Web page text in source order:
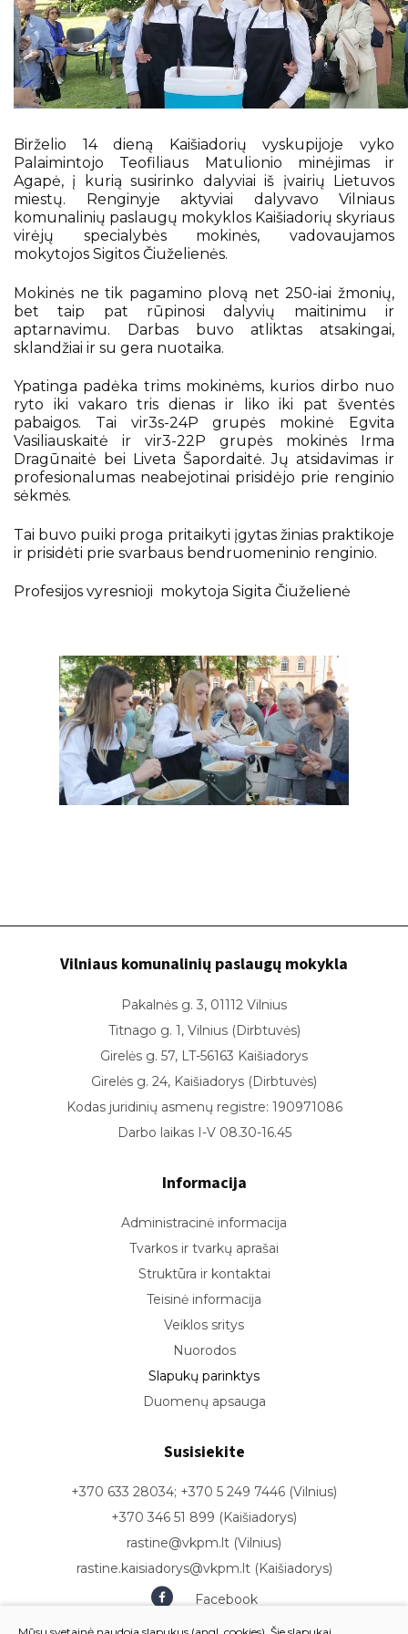
Nemokamas KET testas
Mokyklos Facebook
Pažymėjimai ir brandos atestatai
Pagalba mokiniui
Birželio 14 dieną Kaišiadorių vyskupijoje vyko
Palaimintojo Teofiliaus Matulionio minėjimas ir
Agapė, į kurią susirinko dalyviai iš įvairių Lietuvos
miestų. Renginyje aktyviai dalyvavo Vilniaus
komunalinių paslaugų mokyklos Kaišiadorių skyriaus
virėjų specialybės mokinės, vadovaujamos
mokytojos Sigitos Čiuželienės.
Mokinės ne tik pagamino plovą net 250-iai žmonių,
bet taip pat rūpinosi dalyvių maitinimu ir
aptarnavimu. Darbas buvo atliktas atsakingai,
sklandžiai ir su gera nuotaika.
Ypatinga padėka trims mokinėms, kurios dirbo nuo
ryto iki vakaro tris dienas ir liko iki pat šventės
pabaigos. Tai vir3s-24P grupės mokinė Egvita
Vasiliauskaitė ir vir3-22P grupės mokinės Irma
Dragūnaitė bei Liveta Šapordaitė. Jų atsidavimas ir
profesionalumas neabejotinai prisidėjo prie renginio
sėkmės.
Tai buvo puiki proga pritaikyti įgytas žinias praktikoje
ir prisidėti prie svarbaus bendruomeninio renginio.
Profesijos vyresnioji mokytoja Sigita Čiuželienė
Vilniaus komunalinių paslaugų mokykla
Pakalnės g. 3, 01112 Vilnius
Titnago g. 1, Vilnius (Dirbtuvės)
Girelės g. 57, LT-56163 Kaišiadorys
Girelės g. 24, Kaišiadorys (Dirbtuvės)
Kodas juridinių asmenų registre: 190971086
Darbo laikas I-V 08.30-16.45
Informacija
Administracinė informacija
Tvarkos ir tvarkų aprašai
Struktūra ir kontaktai
Teisinė informacija
Veiklos sritys
Nuorodos
Slapukų parinktys
Duomenų apsauga
Susisiekite
+370 633 28034; +370 5 249 7446 (Vilnius)
+370 346 51 899 (Kaišiadorys)
rastine@vkpm.lt (Vilnius)
rastine.kaisiadorys@vkpm.lt (Kaišiadorys)
Facebook
Youtube